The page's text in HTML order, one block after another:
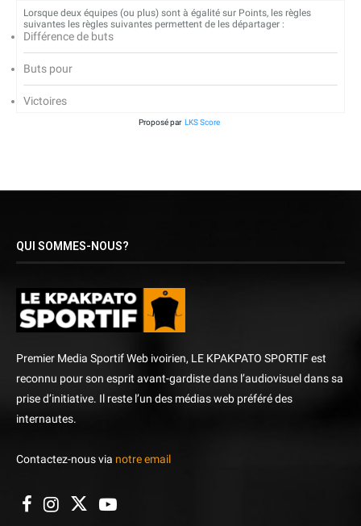
Lorsque deux équipes (ou plus) sont à égalité sur Points, les règles
suivantes les règles suivantes permettent de les départager :
Différence de buts
Buts pour
Victoires
Proposé par LKS Score
QUI SOMMES-NOUS?
Premier Media Sportif Web ivoirien, LE KPAKPATO SPORTIF est
reconnu pour son esprit avant-gardiste dans l’audiovisuel dans sa
prise d’initiative. Il reste l’un des médias web préféré des
internautes.
Contactez-nous via notre email